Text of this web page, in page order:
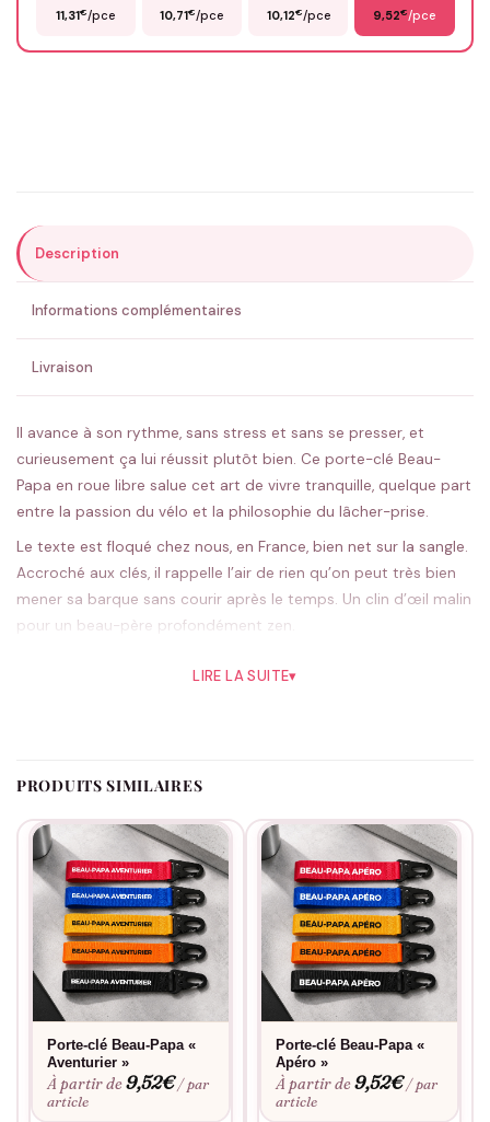
ENVOYER MA DEMANDE ✨
💚 Retour sous 24-48h🇫🇷 Flocage en France✅ Validation avant fabrication
11,31€/pce 10,71€/pce 10,12€/pce 9,52€/pce
Description
Informations complémentaires
Livraison
Il avance à son rythme, sans stress et sans se presser, et
curieusement ça lui réussit plutôt bien. Ce porte-clé Beau-
Papa en roue libre salue cet art de vivre tranquille, quelque part
entre la passion du vélo et la philosophie du lâcher-prise.
Le texte est floqué chez nous, en France, bien net sur la sangle.
Accroché aux clés, il rappelle l’air de rien qu’on peut très bien
mener sa barque sans courir après le temps. Un clin d’œil malin
pour un beau-père profondément zen.
du personnage, libre à toi d’oser plus vif. Chaque exemplaire
LIRE LA SUITE▾
PRODUITS SIMILAIRES
Porte-clé Beau-Papa «
Aventurier »
À partir de9,52€ / par
article
Porte-clé Beau-Papa «
Apéro »
À partir de9,52€ / par
article